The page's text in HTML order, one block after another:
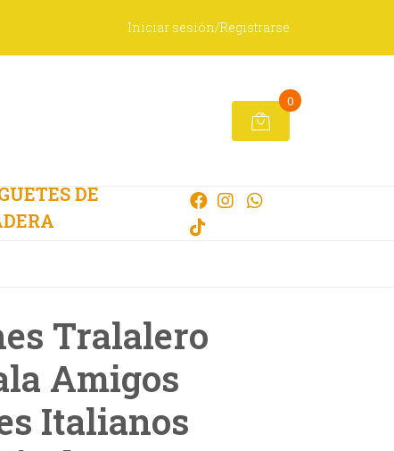
Iniciar sesión/Registrarse
0
DE
Tralalero
Amigos
Italianos